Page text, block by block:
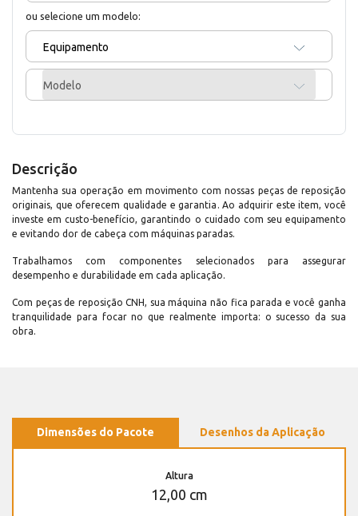
ou selecione um modelo:
Equipamento
Modelo
Descrição
Mantenha sua operação em movimento com nossas peças de reposição
originais, que oferecem qualidade e garantia. Ao adquirir este item, você
investe em custo-benefício, garantindo o cuidado com seu equipamento
e evitando dor de cabeça com máquinas paradas.
Trabalhamos com componentes selecionados para assegurar
desempenho e durabilidade em cada aplicação.
Com peças de reposição CNH, sua máquina não fica parada e você ganha
tranquilidade para focar no que realmente importa: o sucesso da sua
obra.
Dimensões do Pacote Desenhos da Aplicação
Altura
12,00 cm